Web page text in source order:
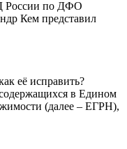
России по ДФО
Кем представил
её исправить?
в Едином
(далее – ЕГРН),